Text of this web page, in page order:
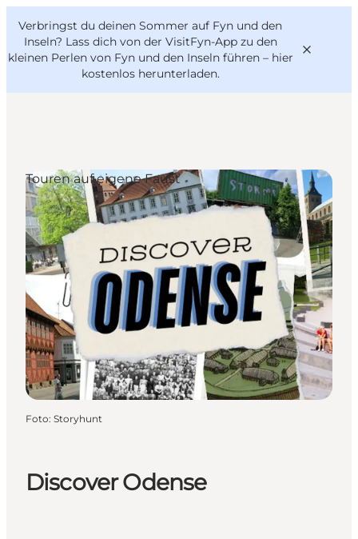
Verbringst du deinen Sommer auf Fyn und den
Inseln? Lass dich von der VisitFyn-App zu den
kleinen Perlen von Fyn und den Inseln führen – hier
kostenlos herunterladen.
Reise Ideen
Outdoor & bike
Essen & trinken
Übernachtung
VisitFyn
Deutsch
Discover Odense
Touren auf eigene Faust
Foto: Storyhunt